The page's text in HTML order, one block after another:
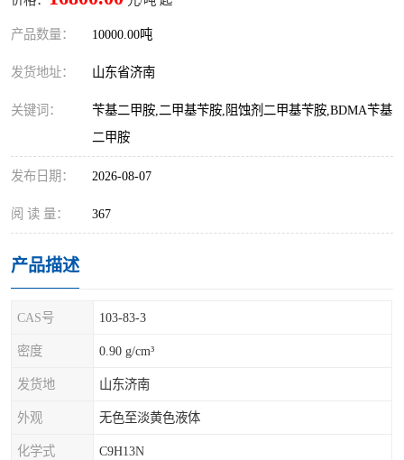
产品数量： 10000.00吨
发货地址： 山东省济南
关键词：
苄基二甲胺,二甲基苄胺,阻蚀剂二甲基苄胺,BDMA苄基
二甲胺
发布日期： 2026-08-07
阅 读 量： 367
产品描述
CAS号 103-83-3
密度 0.90 g/cm³
发货地 山东济南
外观 无色至淡黄色液体
化学式 C9H13N
醛类
酯类
烷烃化工原料 合成中间体
水处理助剂